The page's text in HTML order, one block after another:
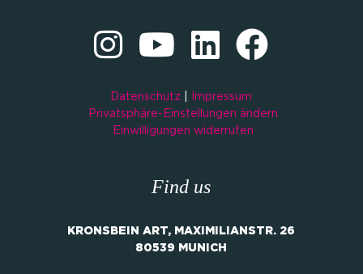
Datenschutz
Impressum
Privatsphäre-Einstellungen ändern
Einwilligungen widerrufen
Find us
KRONSBEIN ART, MAXIMILIANSTR. 26
80539 MUNICH